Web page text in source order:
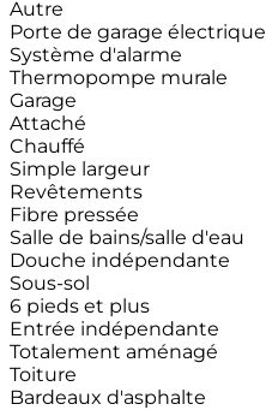
Autre
Porte de garage électrique
Système d'alarme
Thermopompe murale
Garage
Attaché
Chauffé
Simple largeur
Revêtements
Fibre pressée
Salle de bains/salle d'eau
Douche indépendante
Sous-sol
6 pieds et plus
Entrée indépendante
Totalement aménagé
Toiture
Bardeaux d'asphalte